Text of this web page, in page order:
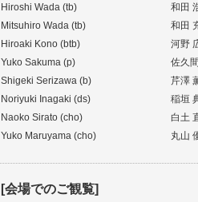
Hiroshi Wada (tb)
和田
Mitsuhiro Wada (tb)
和田
Hiroaki Kono (btb)
河野
Yuko Sakuma (p)
佐久
Shigeki Serizawa (b)
芹澤
Noriyuki Inagaki (ds)
稲垣
Naoko Sirato (cho)
白土
Yuko Maruyama (cho)
丸山
[会場でのご観覧]